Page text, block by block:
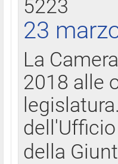
5223
23
La
2018 alle
della